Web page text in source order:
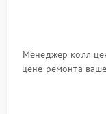
Менеджер колл
цене ремонта